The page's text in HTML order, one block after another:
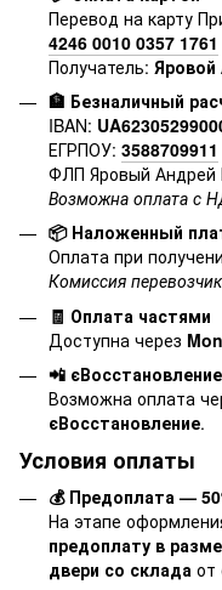
Перевод на карту
4246 0010 0357 1761
Получатель: Яровой
🏦 Безналичный
IBAN:
ЕГРПОУ: 3588709911
ФЛП Яровый Андрей
Возможна оплата с
📦 Наложенный
Оплата при
Комиссия
🧾 Оплата частями
Доступна через
📲 єВосстановление
Возможна оплата
єВосстановление.
Условия оплаты
💰 Предоплата —
На этапе
предоплату в
двери со склада от